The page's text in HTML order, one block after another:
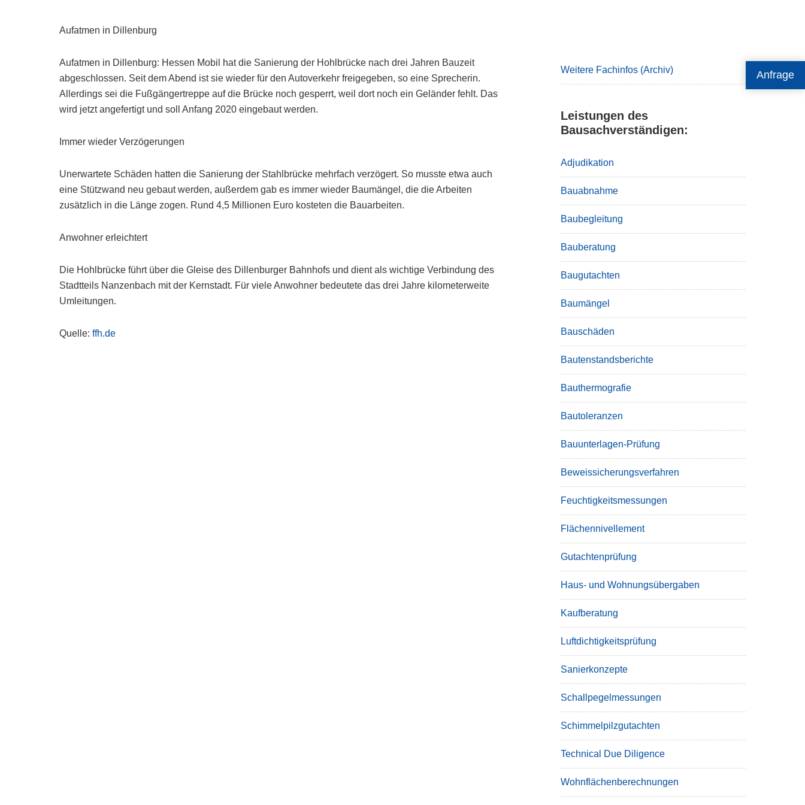
Anfrage
Aufatmen in Dillenburg
Aufatmen in Dillenburg: Hessen Mobil hat die Sanierung der Hohlbrücke nach drei Jahren Bauzeit
abgeschlossen. Seit dem Abend ist sie wieder für den Autoverkehr freigegeben, so eine Sprecherin.
Allerdings sei die Fußgängertreppe auf die Brücke noch gesperrt, weil dort noch ein Geländer fehlt. Das
wird jetzt angefertigt und soll Anfang 2020 eingebaut werden.
Immer wieder Verzögerungen
Unerwartete Schäden hatten die Sanierung der Stahlbrücke mehrfach verzögert. So musste etwa auch
eine Stützwand neu gebaut werden, außerdem gab es immer wieder Baumängel, die die Arbeiten
zusätzlich in die Länge zogen. Rund 4,5 Millionen Euro kosteten die Bauarbeiten.
Anwohner erleichtert
Die Hohlbrücke führt über die Gleise des Dillenburger Bahnhofs und dient als wichtige Verbindung des
Stadtteils Nanzenbach mit der Kernstadt. Für viele Anwohner bedeutete das drei Jahre kilometerweite
Umleitungen.
Quelle:ffh.de
Weitere Fachinfos (Archiv)
Leistungen des
Bausachverständigen:
Adjudikation
Bauabnahme
Baubegleitung
Bauberatung
Baugutachten
Baumängel
Bauschäden
Bautenstandsberichte
Bauthermografie
Bautoleranzen
Bauunterlagen-Prüfung
Beweissicherungsverfahren
Feuchtigkeitsmessungen
Flächennivellement
Gutachtenprüfung
Haus- und Wohnungsübergaben
Kaufberatung
Luftdichtigkeitsprüfung
Sanierkonzepte
Schallpegelmessungen
Schimmelpilzgutachten
Technical Due Diligence
Wohnflächenberechnungen